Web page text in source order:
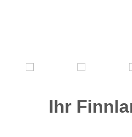
Ihr